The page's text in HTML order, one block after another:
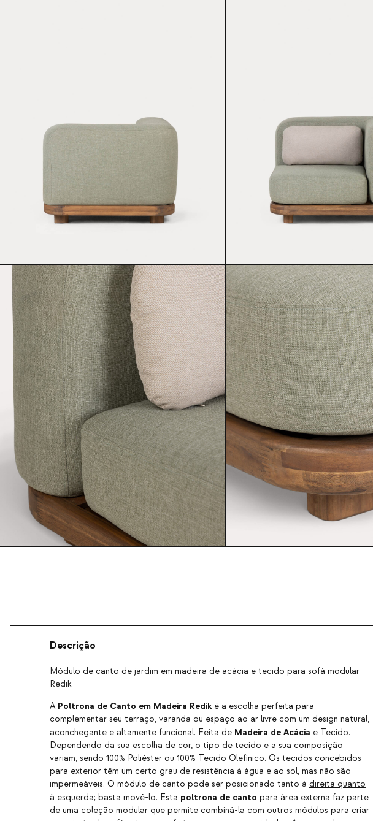
Descrição
Módulo de canto de jardim em madeira de acácia e tecido para sofá modular
Redik
A Poltrona de Canto em Madeira Redik é a escolha perfeita para
complementar seu terraço, varanda ou espaço ao ar livre com um design natural,
aconchegante e altamente funcional. Feita de Madeira de Acácia e Tecido.
Dependendo da sua escolha de cor, o tipo de tecido e a sua composição
variam, sendo 100% Poliéster ou 100% Tecido Olefínico. Os tecidos concebidos
para exterior têm um certo grau de resistência à água e ao sol, mas não são
impermeáveis. O módulo de canto pode ser posicionado tanto à direita quanto
à esquerda; basta movê-lo. Esta poltrona de canto para área externa faz parte
de uma coleção modular que permite combiná-la com outros módulos para criar